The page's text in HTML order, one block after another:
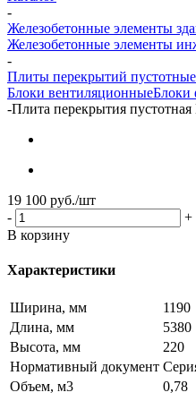
-
Железобетонные элементы
Железобетонные элементы
-
Плиты перекрытий пустотные
Блоки вентиляционныеБлоки
-Плита перекрытия
19 100 руб./шт
-
+
В корзину
Характеристики
Ширина, мм
1190
Длина, мм
5380
Высота, мм
220
Нормативный документ
Объем, м3
0,78